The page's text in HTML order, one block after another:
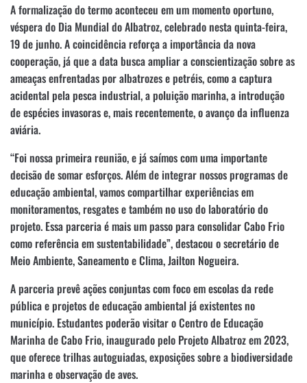
A formalização do termo aconteceu em um momento oportuno,
véspera do Dia Mundial do Albatroz, celebrado nesta quinta-feira,
19 de junho. A coincidência reforça a importância da nova
cooperação, já que a data busca ampliar a conscientização sobre as
ameaças enfrentadas por albatrozes e petréis, como a captura
acidental pela pesca industrial, a poluição marinha, a introdução
de espécies invasoras e, mais recentemente, o avanço da influenza
aviária.
“Foi nossa primeira reunião, e já saímos com uma importante
decisão de somar esforços. Além de integrar nossos programas de
educação ambiental, vamos compartilhar experiências em
monitoramentos, resgates e também no uso do laboratório do
projeto. Essa parceria é mais um passo para consolidar Cabo Frio
como referência em sustentabilidade”, destacou o secretário de
Meio Ambiente, Saneamento e Clima, Jailton Nogueira.
A parceria prevê ações conjuntas com foco em escolas da rede
pública e projetos de educação ambiental já existentes no
município. Estudantes poderão visitar o Centro de Educação
Marinha de Cabo Frio, inaugurado pelo Projeto Albatroz em 2023,
que oferece trilhas autoguiadas, exposições sobre a biodiversidade
marinha e observação de aves.